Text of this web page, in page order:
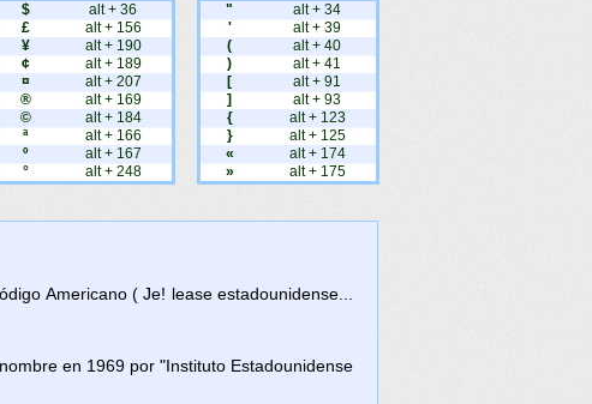
$
alt + 36
£
alt + 156
¥
alt + 190
¢
alt + 189
¤
alt + 207
®
alt + 169
©
alt + 184
ª
alt + 166
º
alt + 167
°
alt + 248
"
alt + 34
'
alt + 39
(
alt + 40
)
alt + 41
[
alt + 91
]
alt + 93
{
alt + 123
}
alt + 125
«
alt + 174
»
alt + 175
Americano ( Je! lease estadounidense...
en 1969 por "Instituto Estadounidense